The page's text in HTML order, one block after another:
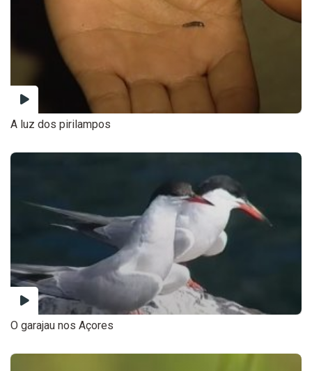
A luz dos pirilampos
O garajau nos Açores